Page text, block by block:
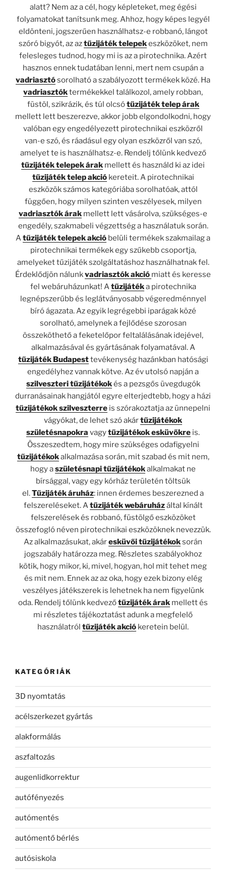
alatt? Nem az a cél, hogy képleteket, meg égési
folyamatokat tanítsunk meg. Ahhoz, hogy képes legyél
eldönteni, jogszerűen használhatsz-e robbanó, lángot
szóró bigyót, az aztűzijáték telepekeszközöket, nem
felesleges tudnod, hogy mi is az a pirotechnika. Azért
hasznos ennek tudatában lenni, mert nem csupán a
vadriasztósorolható a szabályozott termékek közé. Ha
vadriasztóktermékekkel találkozol, amely robban,
füstöl, szikrázik, és túl olcsótűzijáték telep árak
mellett lett beszerezve, akkor jobb elgondolkodni, hogy
valóban egy engedélyezett pirotechnikai eszközről
van-e szó, és ráadásul egy olyan eszközről van szó,
amelyet te is használhatsz-e. Rendelj tőlünk kedvező
tűzijáték telepek árak mellett és használd ki az idei
tűzijáték telep akciókereteit. A pirotechnikai
eszközök számos kategóriába sorolhatóak, attól
függően, hogy milyen szinten veszélyesek, milyen
vadriasztók árak mellett lett vásárolva, szükséges-e
engedély, szakmabeli végzettség a használatuk során.
A tűzijáték telepek akció belüli termékek szakmailag a
pirotechnikai termékek egy szűkebb csoportja,
amelyeket tűzijáték szolgáltatáshoz használhatnak fel.
Érdeklődjön nálunkvadriasztók akció miatt és keresse
fel webáruházunkat! A tűzijátéka pirotechnika
legnépszerűbb és leglátványosabb végeredménnyel
bíró ágazata. Az egyik legrégebbi iparágak közé
sorolható, amelynek a fejlődése szorosan
összeköthető a feketelőpor feltalálásának idejével,
alkalmazásával és gyártásának folyamatával. A
tűzijáték Budapesttevékenység hazánkban hatósági
engedélyhez vannak kötve. Az év utolsó napján a
szilveszteri tűzijátékokés a pezsgős üvegdugók
durranásainak hangjától egyre elterjedtebb, hogy a házi
tűzijátékok szilveszterre is szórakoztatja az ünnepelni
vágyókat, de lehet szó akártűzijátékok
születésnapokra vagytűzijátékok esküvőkre is.
Összeszedtem, hogy mire szükséges odafigyelni
tűzijátékokalkalmazása során, mit szabad és mit nem,
hogy aszületésnapi tűzijátékokalkalmakat ne
bírsággal, vagy egy kórház területén töltsük
el.Tűzijáték áruház: innen érdemes beszerezned a
felszereléseket. A tűzijáték webáruházáltal kínált
felszerelések és robbanó, füstölgő eszközöket
összefogló néven pirotechnikai eszközöknek nevezzük.
Az alkalmazásukat, akáresküvői tűzijátékoksorán
jogszabály határozza meg. Részletes szabályokhoz
kötik, hogy mikor, ki, mivel, hogyan, hol mit tehet meg
és mit nem. Ennek az az oka, hogy ezek bizony elég
veszélyes játékszerek is lehetnek ha nem figyelünk
oda. Rendelj tőlünk kedvezőtűzijáték árak mellett és
mi részletes tájékoztatást adunk a megfelelő
használatról tűzijáték akció keretein belül.
KATEGÓRIÁK
3D nyomtatás
acélszerkezet gyártás
alakformálás
aszfaltozás
augenlidkorrektur
autófényezés
autómentés
autómentő bérlés
autósiskola